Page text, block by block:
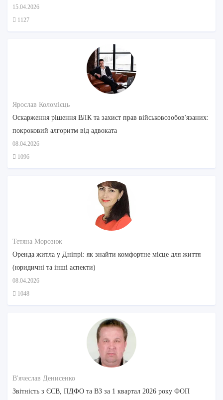
15.04.2026
1127
Ярослав Коломієць
Оскарження рішення ВЛК та захист прав військовозобов'язаних:
покроковий алгоритм від адвоката
08.04.2026
1096
Тетяна Морозюк
Оренда житла у Дніпрі: як знайти комфортне місце для життя
(юридичні та інші аспекти)
08.04.2026
1048
В'ячеслав Денисенко
Звітність з ЄСВ, ПДФО та ВЗ за 1 квартал 2026 року ФОП